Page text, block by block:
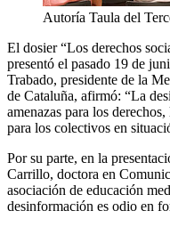
Autoría Taula del
El dosier “Los derechos
presentó el pasado 19 de
Trabado, presidente de la
de Cataluña, afirmó: “La
amenazas para los
para los colectivos en
Por su parte, en la
Carrillo, doctora en
asociación de educación
desinformación es odio en